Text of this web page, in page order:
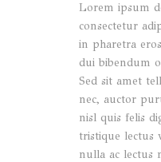
Lorem ipsum
consectetur
in pharetra
dui bibendum
Sed sit amet
nec, auctor
nisl quis felis
tristique lectus
nulla ac lectus